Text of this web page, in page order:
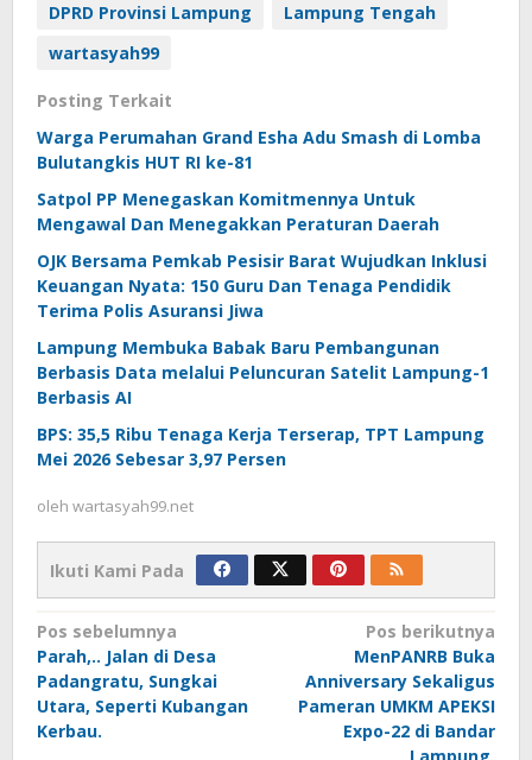
DPRD Provinsi Lampung
Lampung Tengah
wartasyah99
Posting Terkait
Warga Perumahan Grand Esha Adu Smash di Lomba
Bulutangkis HUT RI ke-81
Satpol PP Menegaskan Komitmennya Untuk
Mengawal Dan Menegakkan Peraturan Daerah
OJK Bersama Pemkab Pesisir Barat Wujudkan Inklusi
Keuangan Nyata: 150 Guru Dan Tenaga Pendidik
Terima Polis Asuransi Jiwa
Lampung Membuka Babak Baru Pembangunan
Berbasis Data melalui Peluncuran Satelit Lampung-1
Berbasis AI
BPS: 35,5 Ribu Tenaga Kerja Terserap, TPT Lampung
Mei 2026 Sebesar 3,97 Persen
oleh wartasyah99.net
Ikuti Kami Pada
Navigasi
pos
Pos sebelumnya
Parah,.. Jalan di Desa
Padangratu, Sungkai
Utara, Seperti Kubangan
Kerbau.
Pos berikutnya
MenPANRB Buka
Anniversary Sekaligus
Pameran UMKM APEKSI
Expo-22 di Bandar